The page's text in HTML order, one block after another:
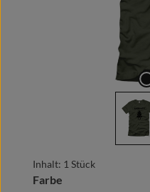
Inhalt: 1 Stück
Farbe